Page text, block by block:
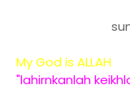
My God is ALLAH
"lahirnkanlah